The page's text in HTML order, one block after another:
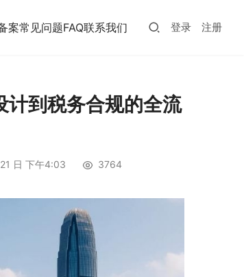
案常见问题FAQ联系我们 登录 注册
到税务合规的全流
日 下午4:03 3764